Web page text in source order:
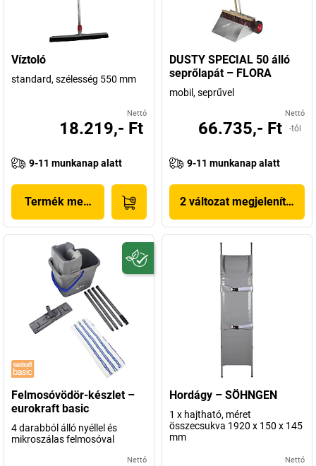
Víztoló
standard, szélesség 550 mm
Nettó
18.219,- Ft
9-11 munkanap alatt
Termék megjelenítése
DUSTY SPECIAL 50 álló
seprőlapát – FLORA
mobil, seprűvel
Nettó
66.735,- Ft -tól
9-11 munkanap alatt
2 változat megjelenítése
Felmosóvödör-készlet –
eurokraft basic
4 darabból álló nyéllel és
mikroszálas felmosóval
Nettó
Hordágy – SÖHNGEN
1 x hajtható, méret
összecsukva 1920 x 150 x 145
mm
Nettó